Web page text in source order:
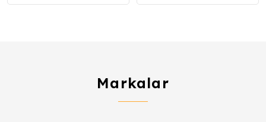
Markalar